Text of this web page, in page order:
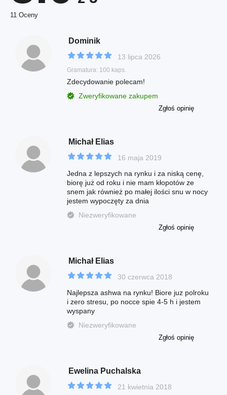
11 Oceny
Dominik
13 lipca 2026
Gramatura: 100 kaps.
Zdecydowanie polecam!
Zweryfikowane zakupem
Zgłoś opinię
Michał Elias
16 maja 2019
Jedna z lepszych na rynku i za niską cenę,
biorę już od roku i nie mam kłopotów ze
snem jak również po małej ilości snu w nocy
jestem wypoczęty za dnia
Niezweryfikowane
Zgłoś opinię
Michał Elias
30 czerwca 2018
Najlepsza ashwa na rynku! Biore juz polroku
i zero stresu, po nocce spie 4-5 h i jestem
wyspany
Niezweryfikowane
Zgłoś opinię
Ewelina Puchalska
21 kwietnia 2018